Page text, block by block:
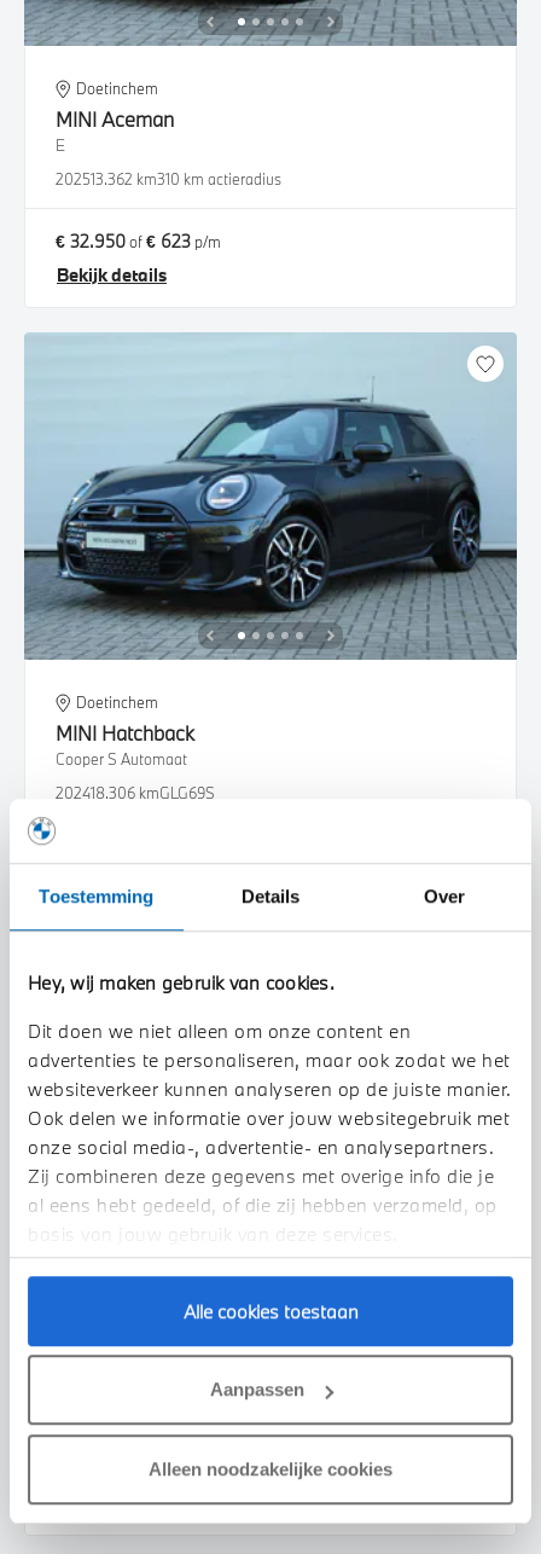
Toestemming Details Over
Hey, wij maken gebruik van cookies.
Dit doen we niet alleen om onze content en
advertenties te personaliseren, maar ook zodat we het
websiteverkeer kunnen analyseren op de juiste manier.
Ook delen we informatie over jouw websitegebruik met
onze social media-, advertentie- en analysepartners.
Zij combineren deze gegevens met overige info die je
al eens hebt gedeeld, of die zij hebben verzameld, op
basis van jouw gebruik van deze services.
Alle cookies toestaan
Aanpassen
Alleen noodzakelijke cookies
Doetinchem
MINIAceman
E
202513.362 km310 km actieradius
€ 32.950of€ 623 p/m
Bekijk details
Doetinchem
MINI Hatchback
Cooper S Automaat
202418.306 kmGLG69S
Bekijk details
BMWiX2
455 km actieradius
€ 1.324 p/m
Bekijk details